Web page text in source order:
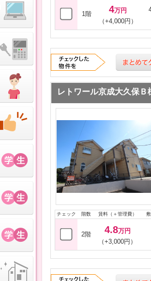
1階 4万円
（+4,000円）
レトワール京成大久保Ｂ
チェック 階数 賃料（＋管理費）
2階 4.8万円
（+3,000円）